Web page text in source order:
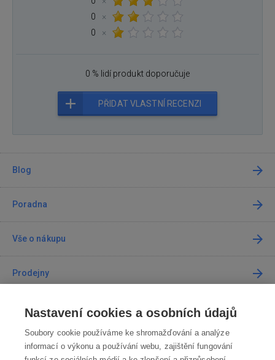
0
×
0
×
0 % lidí produkt doporučuje
PŘIDAT VLASTNÍ RECENZI
Blog
Poradna
Vše o nákupu
Prodejny
Kontakt
Kontaktujte nás
Nastavení cookies a osobních údajů
Soubory cookie používáme ke shromažďování a analýze
informací o výkonu a používání webu, zajištění fungování